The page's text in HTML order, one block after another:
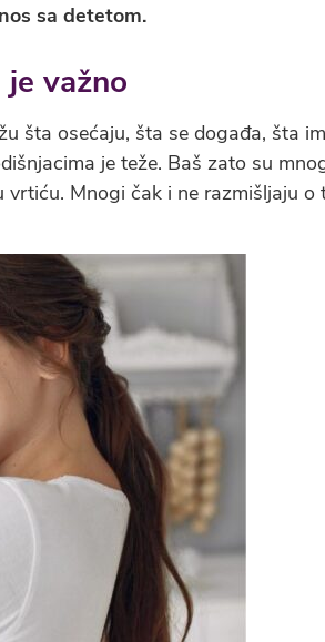
sa detetom.
važno
šta osećaju, šta se događa, šta
je teže. Baš zato su
Mnogi čak i ne razmišljaju o